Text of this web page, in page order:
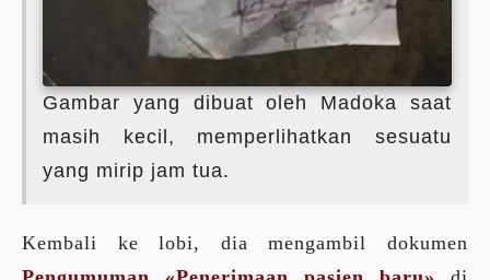
Gambar yang dibuat oleh Madoka saat
masih kecil, memperlihatkan sesuatu
yang mirip jam tua.
Kembali ke lobi, dia mengambil dokumen